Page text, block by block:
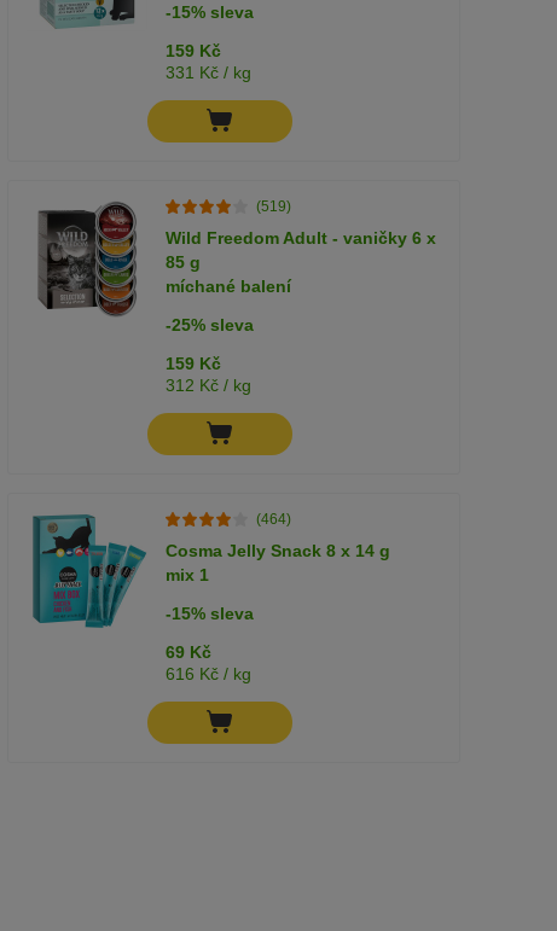
-15% sleva
159 Kč
331 Kč / kg
(519)
Wild Freedom Adult - vaničky 6 x
85 g
míchané balení
-25% sleva
159 Kč
312 Kč / kg
(464)
Cosma Jelly Snack 8 x 14 g
mix 1
-15% sleva
69 Kč
616 Kč / kg